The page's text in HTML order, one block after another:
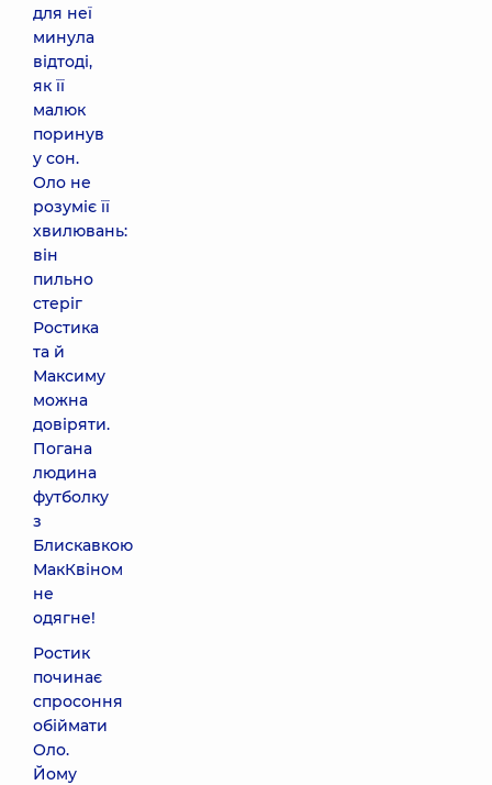
для неї
минула
відтоді,
як її
малюк
поринув
у сон.
Оло не
розуміє її
хвилювань:
він
пильно
стеріг
Ростика
та й
Максиму
можна
довіряти.
Погана
людина
футболку
з
Блискавкою
МакКвіном
не
одягне!
Ростик
починає
спросоння
обіймати
Оло.
Йому